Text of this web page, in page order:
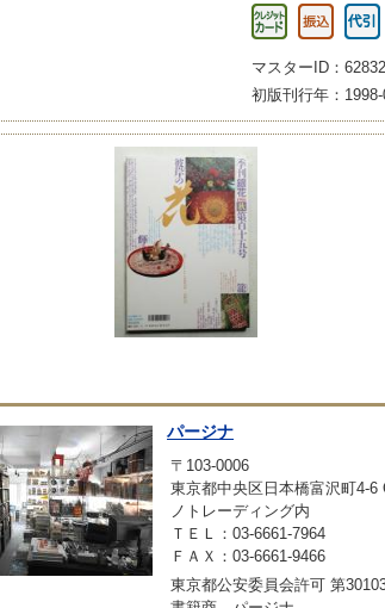
マスターID：
初版刊行年：
パージナ
〒103-0006
東京都中央区日本橋富沢町4-6
ノトレーディング内
ＴＥＬ：03-6661-7964
ＦＡＸ：03-6661-9466
東京都公安委員会許可 第